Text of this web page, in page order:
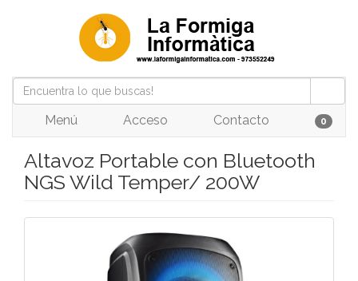
Menú Acceso Contacto 0
Altavoz Portable con Bluetooth
NGS Wild Temper/ 200W